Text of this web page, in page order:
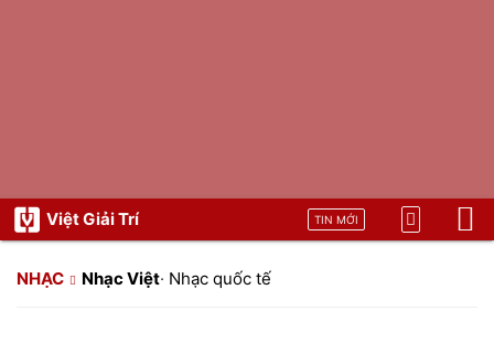
Việt Giải Trí TIN MỚI
NHẠC Nhạc Việt· Nhạc quốc tế